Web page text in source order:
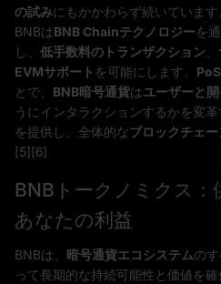
の試みにもかかわらず続いています
BNBはBNB Chainテクノロジーを
し、 低手数料のトランザクション
EVMサポート を可能にします。
とで、 BNB暗号通貨はユーザーと
うにインタラクションするかを変革
を提供し、全体的なブロックチェ
[5][6]
BNBトークノミクス：
あなたの利益
BNBは、 暗号通貨エコシステムの
って長期的な持続可能性と価値を